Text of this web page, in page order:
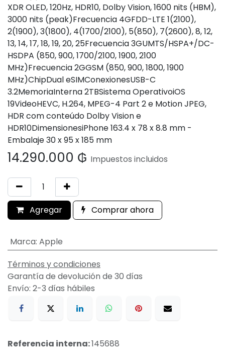
XDR OLED, 120Hz, HDR10, Dolby Vision, 1600 nits (HBM),
3000 nits (peak)Frecuencia 4GFDD-LTE 1(2100),
2(1900), 3(1800), 4(1700/2100), 5(850), 7(2600), 8, 12,
13, 14, 17, 18, 19, 20, 25Frecuencia 3GUMTS/HSPA+/DC-
HSDPA (850, 900, 1700/2100, 1900, 2100
MHz)Frecuencia 2GGSM (850, 900, 1800, 1900
MHz)ChipDual eSIMConexionesUSB-C
3.2MemoriaInterna 2TBSistema OperativoiOS
19VideoHEVC, H.264, MPEG-4 Part 2 e Motion JPEG,
HDR com conteúdo Dolby Vision e
HDR10DimensionesiPhone 163.4 x 78 x 8.8 mm -
Embalaje 30 x 95 x 185 mm
14.290.000 ₲ Impuestos incluidos
Agregar Comprar ahora
Marca: Apple
Términos y condiciones
Garantía de devolución de 30 días
Envío: 2-3 días hábiles
Referencia interna:145688